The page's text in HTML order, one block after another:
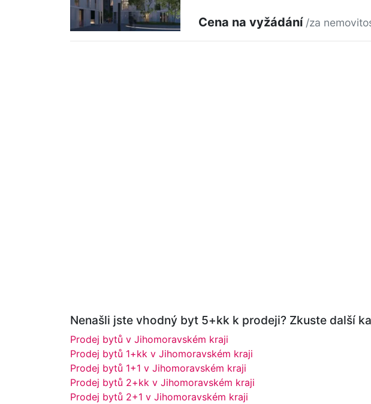
Cena na vyžádání /za
Nenašli jste vhodný byt 5+kk k prodeji? Zkuste další
Prodej bytů v Jihomoravském kraji
Prodej bytů 1+kk v Jihomoravském kraji
Prodej bytů 1+1 v Jihomoravském kraji
Prodej bytů 2+kk v Jihomoravském kraji
Prodej bytů 2+1 v Jihomoravském kraji